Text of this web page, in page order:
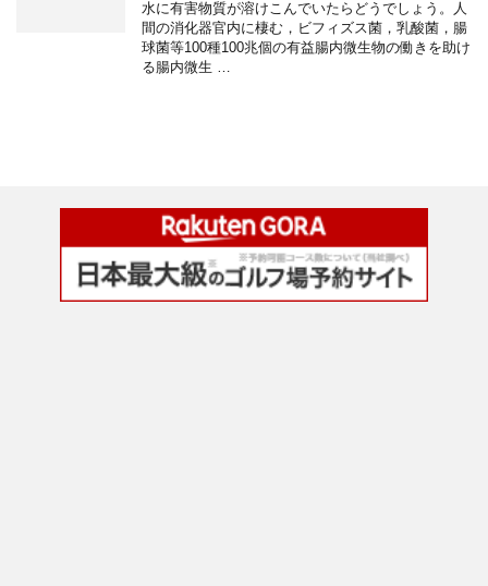
水に有害物質が溶けこんでいたらどうでしょう。人
間の消化器官内に棲む，ビフィズス菌，乳酸菌，腸
球菌等100種100兆個の有益腸内微生物の働きを助け
る腸内微生 …